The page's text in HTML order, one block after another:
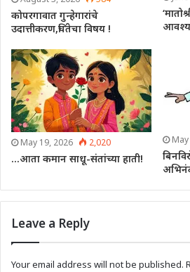
कोपरगावात गुन्हेगारांचे
उदात्तीकरण,चिंतेचा विषय !
May 19, 2026 2,020
…आता कमान साधू-संतांच्या हाती!
Leave a Reply
Your email address will not be published.